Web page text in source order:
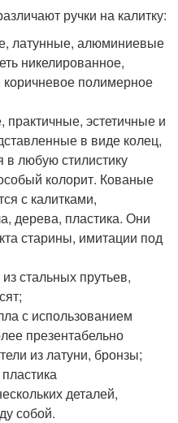
ручки на калитку:
латунные, алюминиевые
никелированное,
полимерное
эстетичные и
в виде колец,
в любую стилистику
колорит. Кованые
с калитками,
дерева, пластика. Они
старины, имитации под
стальных прутьев,
с использованием
презентабельно
из латуни, бронзы;
деталей,
собой.